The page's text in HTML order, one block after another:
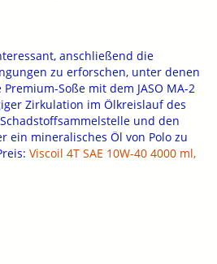
anschließend die
zu erforschen, unter denen
Soße mit dem JASO MA-2
Zirkulation im Ölkreislauf des
und den
ein mineralisches Öl von Polo zu
Viscoil 4T SAE 10W-40 4000 ml,